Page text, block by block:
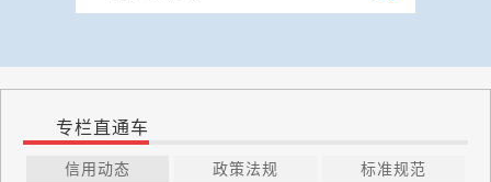
专栏直通车
信用动态 政策法规 标准规范